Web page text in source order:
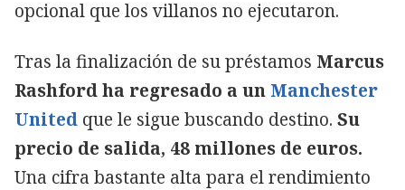
opcional que los villanos no ejecutaron.
Tras la finalización de su préstamos Marcus
Rashford ha regresado a un Manchester
United que le sigue buscando destino. Su
precio de salida, 48 millones de euros.
Una cifra bastante alta para el rendimiento